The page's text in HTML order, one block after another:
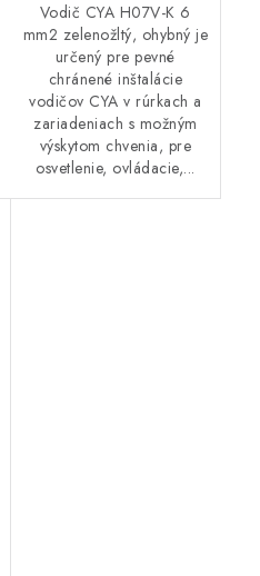
Vodič CYA H07V-K 6
mm2 zelenožltý, ohybný je
určený pre pevné
chránené inštalácie
vodičov CYA v rúrkach a
zariadeniach s možným
výskytom chvenia, pre
osvetlenie, ovládacie,...